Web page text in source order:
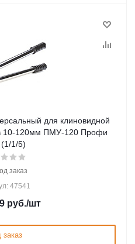
для клиновидной
10-120мм ПМУ-120 Профи
1/5)
заказ
47541
руб./шт
заказ